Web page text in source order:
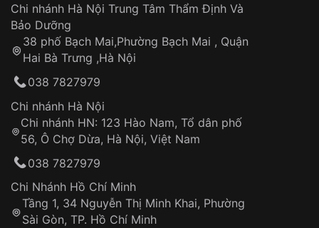
Áp dụng cho tất cả tỉnh thành trên toàn quốc
Thời gian tính từ khi xác nhận đơn hàng thành
công
Hotline: 0585 215 215
Từ khóa SEO:
Dây đeo
Sản phẩm đã bị:
Tự ý sửa chữa
thống VNLUX
Đảm bảo quyền lợi khách hàng
Đồng hành cùng khách hàng trong suốt quá
trình sử dụng
Chi nhánh Hà Nội Trung Tâm Thẩm Định Và
Bảo Dưỡng
38 phố Bạch Mai,Phường Bạch Mai , Quận
Hai Bà Trưng ,Hà Nội
038 7827979
Chi nhánh Hà Nội
Chi nhánh HN: 123 Hào Nam, Tổ dân phố
56, Ô Chợ Dừa, Hà Nội, Việt Nam
038 7827979
Chi Nhánh Hồ Chí Minh
Tầng 1, 34 Nguyễn Thị Minh Khai, Phường
Sài Gòn, TP. Hồ Chí Minh